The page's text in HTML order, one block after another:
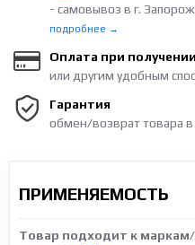
- самовывоз в г.
подробнее →
Оплата при получении
или другим удобным
Гарантия
обмен/возврат товара
ПРИМЕНЯЕМОСТЬ
Товар подходит к